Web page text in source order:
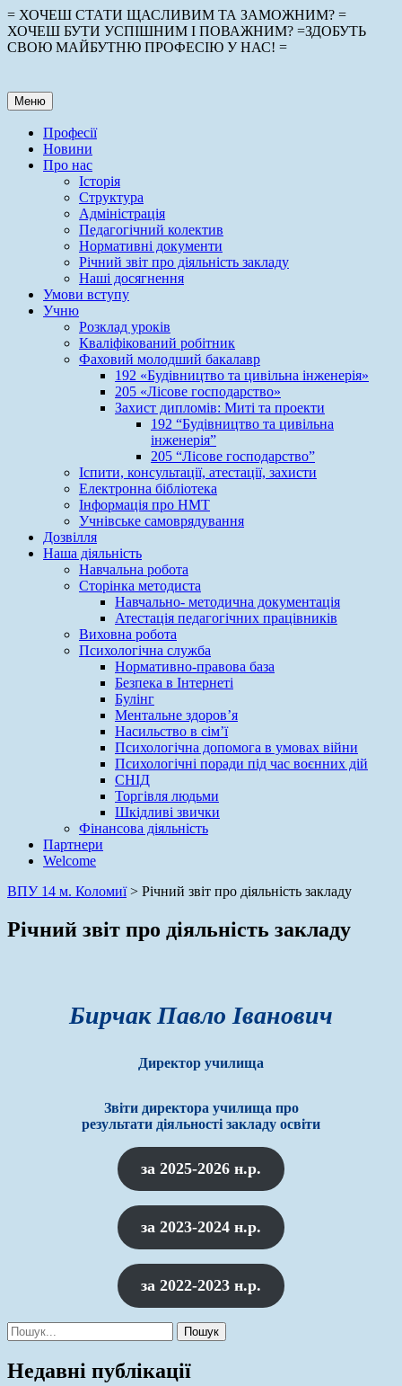
Перейти
до
вмісту
= ХОЧЕШ СТАТИ ЩАСЛИВИМ ТА ЗАМОЖНИМ? =
ХОЧЕШ БУТИ УСПІШНИМ І ПОВАЖНИМ? =ЗДОБУТЬ
СВОЮ МАЙБУТНЮ ПРОФЕСІЮ У НАС! =
Меню
Професії
Новини
Про нас
Історія
Структура
Адміністрація
Педагогічний колектив
Нормативні документи
Річний звіт про діяльність закладу
Наші досягнення
Умови вступу
Учню
Розклад уроків
Кваліфікований робітник
Фаховий молодший бакалавр
192 «Будівництво та цивільна інженерія»
205 «Лісове господарство»
Захист дипломів: Миті та проекти
192 “Будівництво та цивільна
інженерія”
205 “Лісове господарство”
Іспити, консультації, атестації, захисти
Електронна бібліотека
Інформація про НМТ
Учнівське самоврядування
Дозвілля
Наша діяльність
Навчальна робота
Сторінка методиста
Навчально- методична документація
Атестація педагогічних працівників
Виховна робота
Психологічна служба
Нормативно-правова база
Безпека в Інтернеті
Булінг
Ментальне здоров’я
Насильство в сім’ї
Психологічна допомога в умовах війни
Психологічні поради під час воєнних дій
СНІД
Торгівля людьми
Шкідливі звички
Фінансова діяльність
Партнери
Welcome
ВПУ 14 м. Коломиї> Річний звіт про діяльність закладу
Річний звіт про діяльність закладу
Бирчак Павло Іванович
Директор училища
Звіти директора училища про
результати діяльності закладу освіти
за 2025-2026 н.р.
за 2023-2024 н.р.
за 2022-2023 н.р.
Шукати:
Недавні публікації